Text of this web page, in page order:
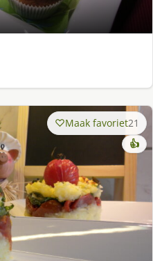
Maak favoriet21
👍